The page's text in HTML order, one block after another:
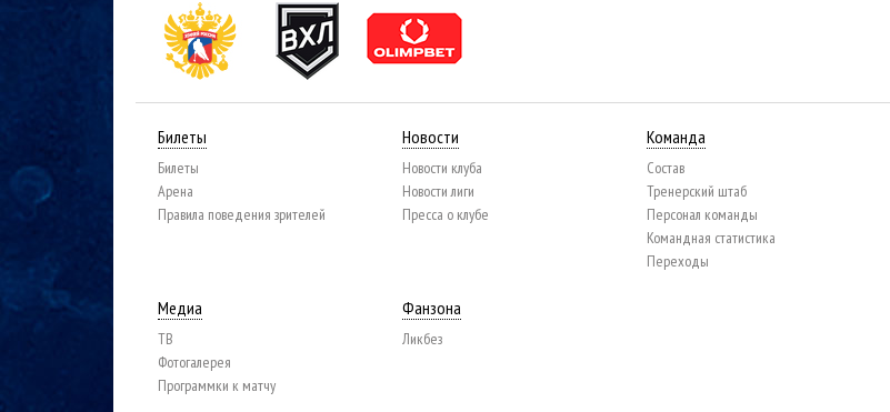
Билеты
Билеты
Арена
Правила поведения зрителей
Новости
Новости клуба
Новости лиги
Пресса о клубе
Команда
Состав
Тренерский штаб
Персонал команды
Командная статистика
Переходы
Медиа
ТВ
Фотогалерея
Программки к матчу
Фанзона
Ликбез